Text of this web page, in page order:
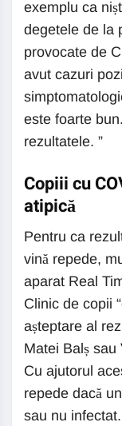
exemplu ca
degetele de la
provocate de
avut cazuri
este foarte
rezultatele. ”
Copiii cu
atipică
Pentru ca
vină repede,
aparat Real
Clinic de copii
așteptare al
Matei Balș
Cu ajutorul
repede dacă
sau nu infectat.